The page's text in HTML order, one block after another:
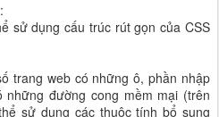
sử dụng cấu trúc rút gọn của CSS
trang web có những ô, phần nhập
đường cong mềm mại (trên
sử dụng các thuộc tính bổ sung